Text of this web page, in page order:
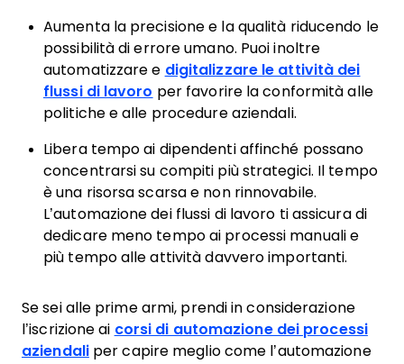
Aumenta la precisione e la qualità riducendo le
possibilità di errore umano. Puoi inoltre
automatizzare e digitalizzare le attività dei
flussi di lavoro per favorire la conformità alle
politiche e alle procedure aziendali.
Libera tempo ai dipendenti affinché possano
concentrarsi su compiti più strategici. Il tempo
è una risorsa scarsa e non rinnovabile.
L’automazione dei flussi di lavoro ti assicura di
dedicare meno tempo ai processi manuali e
più tempo alle attività davvero importanti.
Se sei alle prime armi, prendi in considerazione
l’iscrizione ai corsi di automazione dei processi
aziendaliper capire meglio come l’automazione